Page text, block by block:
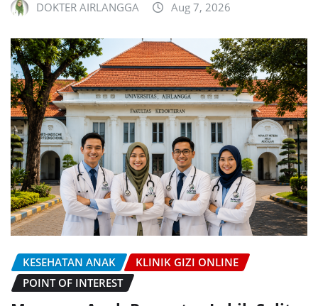
DOKTER AIRLANGGA Aug 7, 2026
KESEHATAN ANAK
KLINIK GIZI ONLINE
POINT OF INTEREST